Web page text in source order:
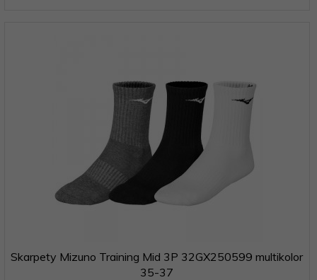
Skarpety Mizuno Training Mid 3P 32GX250599 multikolor
35-37